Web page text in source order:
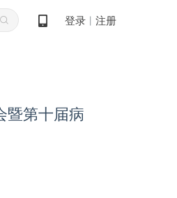
登录 注册
暨第十届病